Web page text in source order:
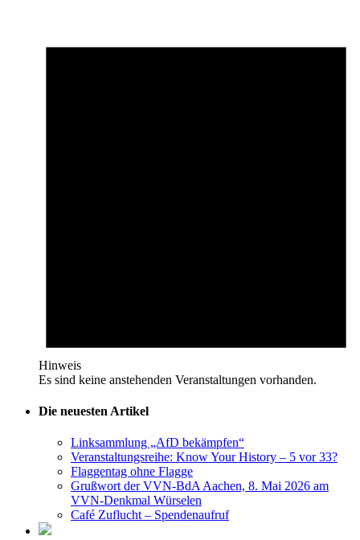
Hinweis
Es sind keine anstehenden Veranstaltungen vorhanden.
Die neuesten Artikel
Linksammlung „AfD bekämpfen“
Veranstaltungsreihe: Know Your History – 5 vor 33?
Flaggentag ohne Flagge
Grußwort der VVN-BdA Aachen, 8. Mai 2026 am
VVN-Denkmal Würselen
Café Zuflucht – Spendenaufruf